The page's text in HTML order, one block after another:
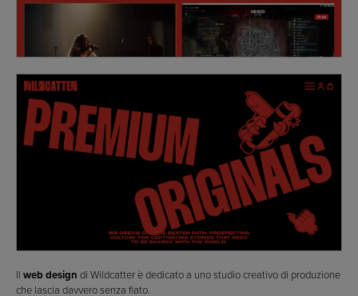
Il web design di Wildcatter è dedicato a uno studio creativo di produzione
che lascia davvero senza fiato.